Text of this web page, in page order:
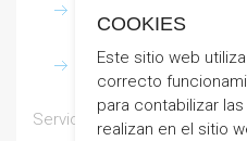
Salón comedor:
cama.
Terraza: mobiliario de
Servicios incluidos: ropa de
COOKIES
Este sitio web
correcto
para contabilizar
realizan en el sitio